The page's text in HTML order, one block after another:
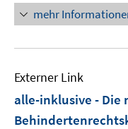
mehr
Externer Link
alle-inklusive - Die